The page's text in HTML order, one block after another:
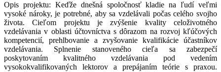
Opis projektu: Keďže dnešná spoločnosť kladie na ľudí veľmi
vysoké nároky, je potrebné, aby sa vzdelávali počas celého svojho
života. Cieľom projektu je zvýšenie kvality celoživotného
vzdelávania v oblasti účtovníctva s dôrazom na rozvoj kľúčových
kompetencií, prehlbovanie a zvyšovanie kvalifikácie účastníkov
vzdelávania. Splnenie stanoveného cieľa sa zabezpečí
poskytovaním kvalitného vzdelávania pod vedením
vysokokvalifikovaných lektorov a prepájaním teórie s praxou.